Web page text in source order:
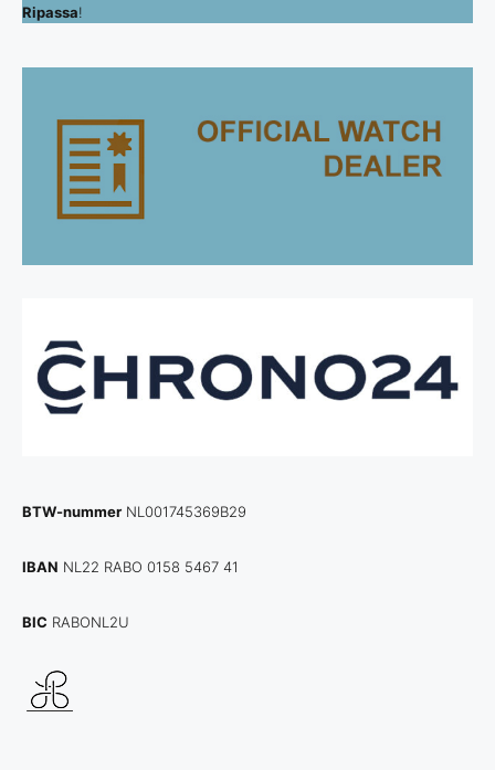
Ripassa!
BTW-nummer NL001745369B29
IBAN NL22 RABO 0158 5467 41
BIC RABONL2U